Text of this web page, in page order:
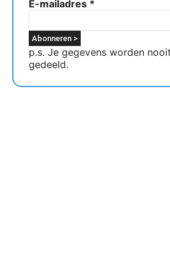
E-mailadres *
p.s. Je gegevens worden
gedeeld.